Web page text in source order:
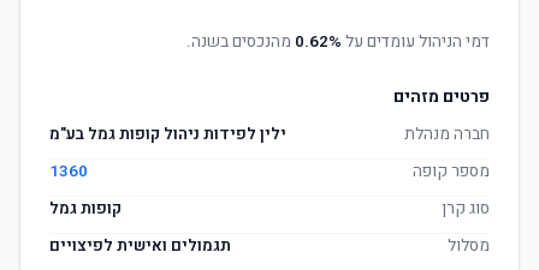
דמי הניהול עומדים על 0.62% מהנכסים בשנה.
פרטים מזהים
חברה מנהלת
ילין לפידות ניהול קופות גמל בע"מ
מספר קופה
1360
סוג קרן
קופות גמל
מסלול
תגמולים ואישית לפיצויים